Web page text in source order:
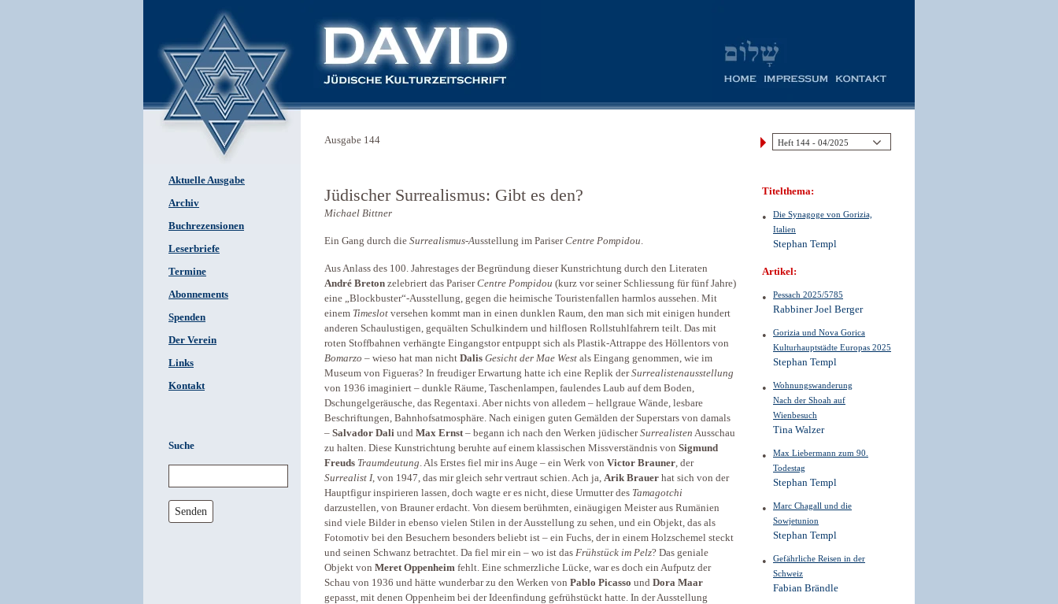
Aktuelle Ausgabe
Archiv
Buchrezensionen
Leserbriefe
Termine
Abonnements
Spenden
Der Verein
Links
Kontakt
Suche
Senden
Ausgabe 144
Jüdischer Surrealismus: Gibt es den?
Michael Bittner
Ein Gang durch die Surrealismus-Ausstellung im PariserCentre Pompidou.
Aus Anlass des 100. Jahrestages der Begründung dieser Kunstrichtung durch den Literaten
André Breton zelebriert das PariserCentre Pompidou (kurz vor seiner Schliessung für fünf Jahre)
eine „Blockbuster“-Ausstellung, gegen die heimische Touristenfallen harmlos aussehen. Mit
einem Timeslot versehen kommt man in einen dunklen Raum, den man sich mit einigen hundert
anderen Schaulustigen, gequälten Schulkindern und hilflosen Rollstuhlfahrern teilt. Das mit
roten Stoffbahnen verhängte Eingangstor entpuppt sich als Plastik-Attrappe des Höllentors von
Bomarzo – wieso hat man nicht Dalis Gesicht der Mae West als Eingang genommen, wie im
Museum von Figueras? In freudiger Erwartung hatte ich eine Replik derSurrealistenausstellung
von 1936 imaginiert – dunkle Räume, Taschenlampen, faulendes Laub auf dem Boden,
Dschungelgeräusche, das Regentaxi. Aber nichts von alledem – hellgraue Wände, lesbare
Beschriftungen, Bahnhofsatmosphäre. Nach einigen guten Gemälden der Superstars von damals
– Salvador Dali und Max Ernst– begann ich nach den Werken jüdischerSurrealisten Ausschau
zu halten. Diese Kunstrichtung beruhte auf einem klassischen Missverständnis von Sigmund
Freuds Traumdeutung. Als Erstes fiel mir ins Auge – ein Werk von Victor Brauner, der
Surrealist I, von 1947, das mir gleich sehr vertraut schien. Ach ja, Arik Brauer hat sich von der
Hauptfigur inspirieren lassen, doch wagte er es nicht, diese Urmutter des Tamagotchi
darzustellen, von Brauner erdacht. Von diesem berühmten, einäugigen Meister aus Rumänien
sind viele Bilder in ebenso vielen Stilen in der Ausstellung zu sehen, und ein Objekt, das als
Fotomotiv bei den Besuchern besonders beliebt ist – ein Fuchs, der in einem Holzschemel steckt
und seinen Schwanz betrachtet. Da fiel mir ein – wo ist das Frühstück im Pelz? Das geniale
Objekt von Meret Oppenheim fehlt. Eine schmerzliche Lücke, war es doch ein Aufputz der
Schau von 1936 und hätte wunderbar zu den Werken von Pablo Picasso und Dora Maar
gepasst, mit denen Oppenheim bei der Ideenfindung gefrühstückt hatte. In der Ausstellung
Titelthema:
Die Synagoge von Gorizia,
Italien
Stephan Templ
Artikel:
Pessach 2025/5785
Rabbiner Joel Berger
Gorizia und Nova Gorica
Kulturhauptstädte Europas 2025
Stephan Templ
Wohnungswanderung
Nach der Shoah auf
Wienbesuch
Tina Walzer
Max Liebermann zum 90.
Todestag
Stephan Templ
Marc Chagall und die
Sowjetunion
Stephan Templ
Gefährliche Reisen in der
Schweiz
Fabian Brändle